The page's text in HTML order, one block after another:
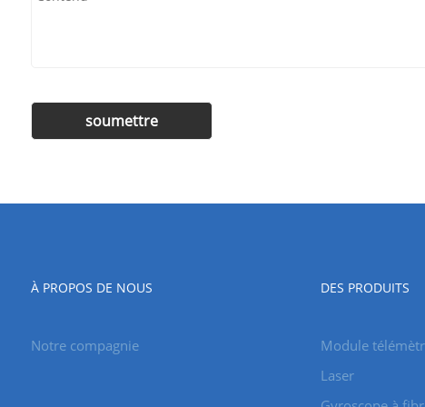
À PROPOS DE NOUS
Notre compagnie
DES PRODUITS
Module
Laser